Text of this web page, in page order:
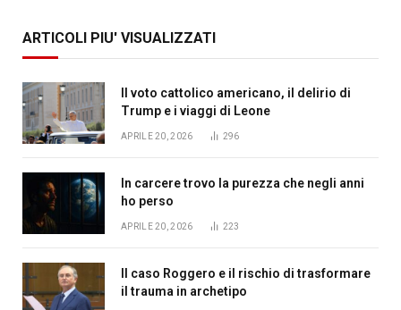
ARTICOLI PIU' VISUALIZZATI
Il voto cattolico americano, il delirio di
Trump e i viaggi di Leone
APRILE 20, 2026 296
In carcere trovo la purezza che negli anni
ho perso
APRILE 20, 2026 223
Il caso Roggero e il rischio di trasformare
il trauma in archetipo